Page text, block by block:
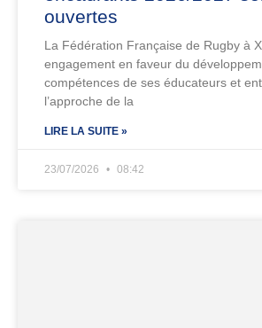
ouvertes
La Fédération Française de Rugby à
engagement en faveur du
compétences de ses éducateurs et
l’approche de la
LIRE LA SUITE »
23/07/2026 08:42